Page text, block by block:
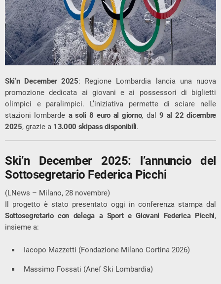
Ski’n December 2025: Regione Lombardia lancia una nuova
promozione dedicata ai giovani e ai possessori di biglietti
olimpici e paralimpici. L’iniziativa permette di sciare nelle
stazioni lombarde a soli 8 euro al giorno, dal 9 al 22 dicembre
2025, grazie a 13.000 skipass disponibili.
Ski’n December 2025: l’annuncio del
Sottosegretario Federica Picchi
(LNews – Milano, 28 novembre)
Il progetto è stato presentato oggi in conferenza stampa dal
Sottosegretario con delega a Sport e Giovani Federica Picchi,
insieme a:
Iacopo Mazzetti (Fondazione Milano Cortina 2026)
Massimo Fossati (Anef Ski Lombardia)